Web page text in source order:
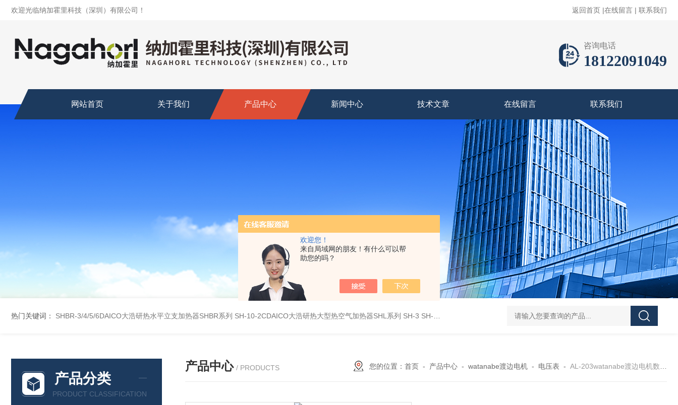
欢迎您！
来自局域网的朋友！有什么可以帮
助您的吗？
欢迎光临纳加霍里科技（深圳）有限公司！ 返回首页 |在线留言 | 联系我们
咨询电话
18122091049
网站首页 关于我们 产品中心 新闻中心 技术文章 在线留言 联系我们
热门关键词： SHBR-3/4/5/6DAICO大浩研热水平立支加热器SHBR系列 SH-10-2CDAICO大浩研热大型热空气加热器SHL系列 SH-3 SH-4DAICO大浩研热水平热空气产生加热器SH系列 L-00/01/02/03DAICO大浩研
产品分类
PRODUCT CLASSIFICATION
产品中心 / PRODUCTS 您的位置： 首页- 产品中心- watanabe渡边电机- 电压表 - AL-203watanabe渡边电机数字面板电压表AL系列